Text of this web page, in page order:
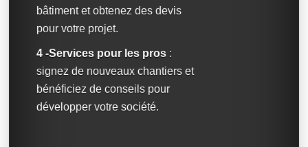
bâtiment et obtenez des devis
pour votre projet.
4 -Services pour les pros :
signez de nouveaux chantiers et
bénéficiez de conseils pour
développer votre société.